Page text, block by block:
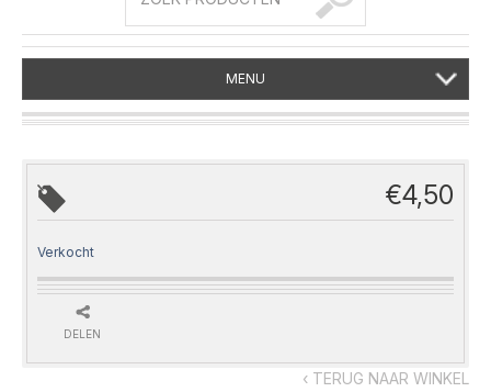
MENU
‹ TERUG NAAR WINKEL
€4,50
Verkocht
DELEN